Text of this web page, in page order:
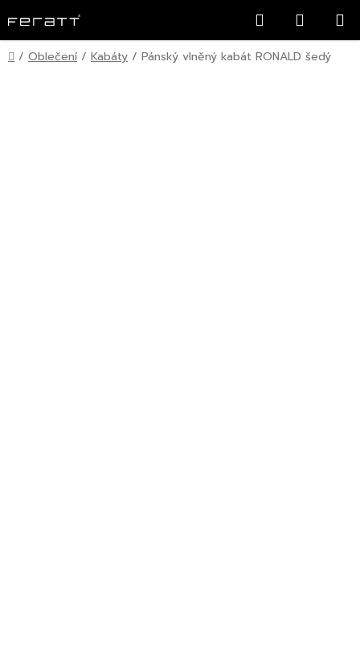
na
obsah
Hledat
KOŠÍK
Domů
/ Oblečení / Kabáty / Pánský vlněný kabát RONALD šedý